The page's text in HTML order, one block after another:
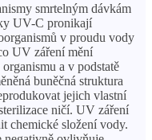
smrtelným dávkám
UV-C pronikají
v proudu vody
UV záření mění
a v podstatě
buněčná struktura
jejich vlastní
ničí. UV záření
chemické složení vody.